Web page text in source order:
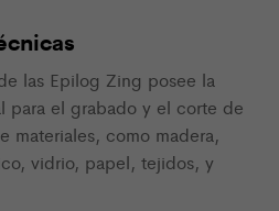
las Epilog Zing posee la
para el grabado y el corte de
materiales, como madera,
vidrio, papel, tejidos, y